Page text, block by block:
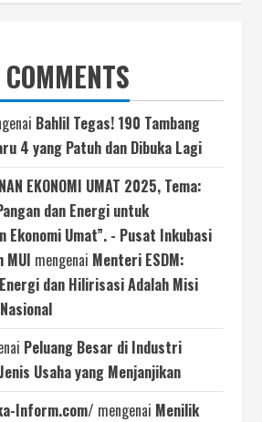
Bahlil Tegas! 190 Tambang
4 yang Patuh dan Dibuka Lagi
EKONOMI UMAT 2025, Tema:
dan Energi untuk
Ekonomi Umat”. - Pusat Inkubasi
MUI mengenai Menteri ESDM:
dan Hilirisasi Adalah Misi
Peluang Besar di Industri
Usaha yang Menjanjikan
Inform.com/ mengenai Menilik